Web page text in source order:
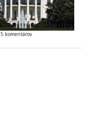
5 komentárov